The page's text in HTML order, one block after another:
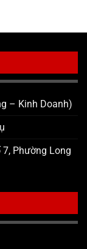
– Kinh Doanh)
7, Phường Long